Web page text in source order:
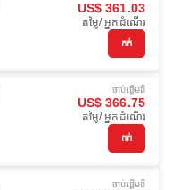
US$ 361.03
តម្លៃ/ អ្នកដំណើរ
កក់
ចាប់ផ្ដើមពី
US$ 366.75
តម្លៃ/ អ្នកដំណើរ
កក់
ចាប់ផ្ដើមពី